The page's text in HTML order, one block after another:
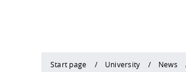
Start page University News